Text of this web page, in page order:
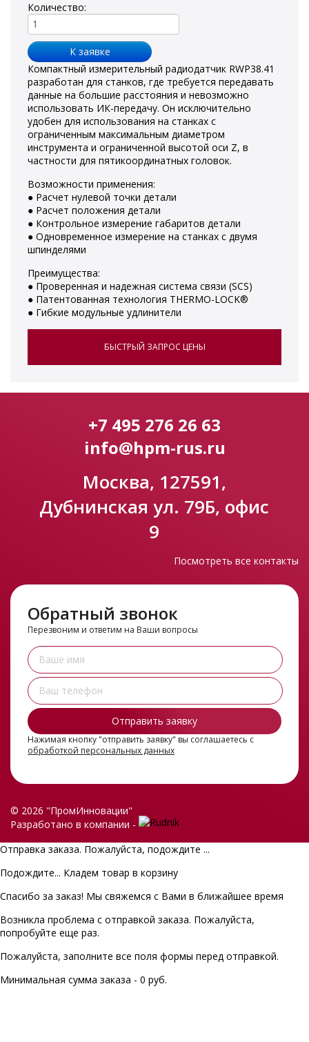
Количество:
Компактный измерительный радиодатчик RWP38.41
разработан для станков, где требуется передавать
данные на большие расстояния и невозможно
использовать ИК-передачу. Он исключительно
удобен для использования на станках с
ограниченным максимальным диаметром
инструмента и ограниченной высотой оси Z, в
частности для пятикоординатных головок.
Возможности применения:
● Расчет нулевой точки детали
● Расчет положения детали
● Контрольное измерение габаритов детали
● Одновременное измерение на станках с двумя
шпинделями
Преимущества:
● Проверенная и надежная система связи (SCS)
● Патентованная технология THERMO-LOCK®
● Гибкие модульные удлинители
БЫСТРЫЙ ЗАПРОС ЦЕНЫ
+7 495 276 26 63
info@hpm-rus.ru
Москва, 127591,
Дубнинская ул. 79Б, офис
9
Посмотреть все контакты
Обратный звонок
Перезвоним и ответим на Ваши вопросы
Нажимая кнопку "отправить заявку" вы соглашаетесь с
обработкой персональных данных
© 2026 "ПромИнновации"
Разработано в компании -
Отправка заказа. Пожалуйста, подождите ...
Подождите... Кладем товар в корзину
Спасибо за заказ! Мы свяжемся с Вами в ближайшее время
Возникла проблема с отправкой заказа. Пожалуйста,
попробуйте еще раз.
Пожалуйста, заполните все поля формы перед отправкой.
Минимальная сумма заказа - 0 руб.